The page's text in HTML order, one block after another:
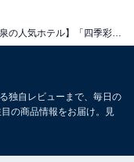
ものです。あらか
と、売上の一部が
ります。
独自レビューまで、毎日の
の商品情報をお届け。見